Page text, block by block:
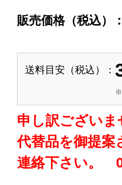
販売価格（税込）：
送料目安（税込）：
※
申し訳ござい
代替品を御提
連絡下さい。